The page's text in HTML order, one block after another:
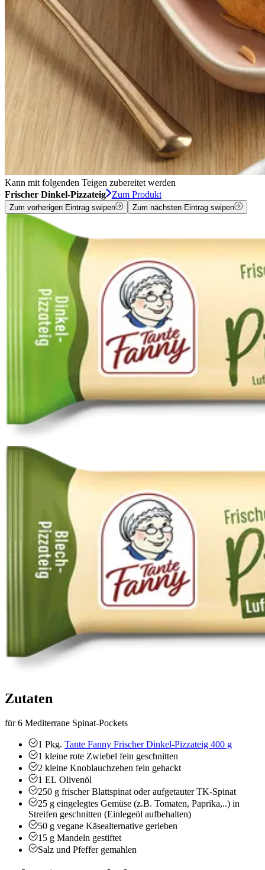
Kann mit folgenden Teigen zubereitet werden
Frischer Dinkel-Pizzateig
Zum Produkt
Zum vorherigen Eintrag swipen Zum nächsten Eintrag swipen
Zutaten
für 6 Mediterrane Spinat-Pockets
1 Pkg. Tante Fanny Frischer Dinkel-Pizzateig 400 g
1 kleine rote Zwiebel fein geschnitten
2 kleine Knoblauchzehen fein gehackt
1 EL Olivenöl
250 g frischer Blattspinat oder aufgetauter TK-Spinat
25 g eingelegtes Gemüse (z.B. Tomaten, Paprika,..) in
Streifen geschnitten (Einlegeöl aufbehalten)
50 g vegane Käsealternative gerieben
15 g Mandeln gestiftet
Salz und Pfeffer gemahlen